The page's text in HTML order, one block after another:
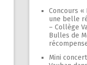
Concours «
une belle
– Collège
Bulles de
Mini